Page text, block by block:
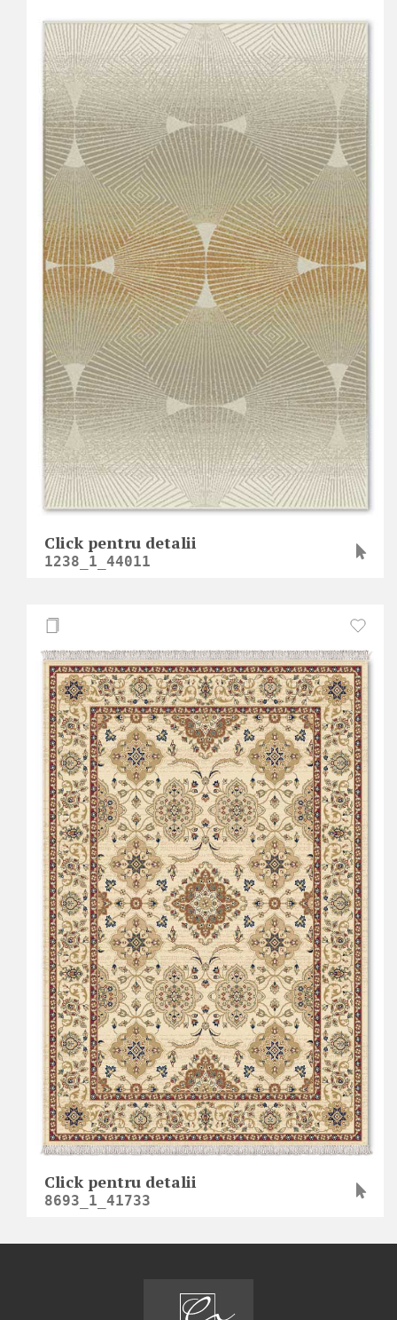
Click pentru detalii
1238_1_44011
Click pentru detalii
8693_1_41733